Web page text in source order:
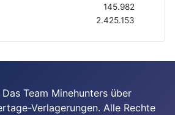
145.982
2.425.153
Team Minehunters über
Verlagerungen. Alle Rechte